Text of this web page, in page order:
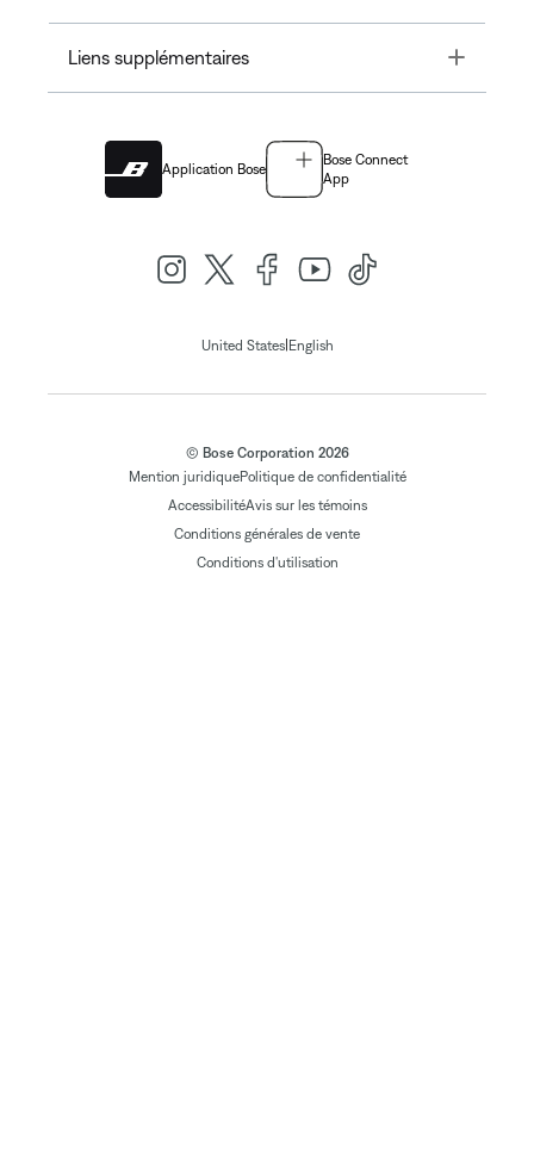
Liens supplémentaires Toggle
Application Bose
Bose Connect
App
United States| English
© Bose Corporation 2026
Mention juridiquePolitique de confidentialité
AccessibilitéAvis sur les témoins
Conditions générales de vente
Conditions d'utilisation